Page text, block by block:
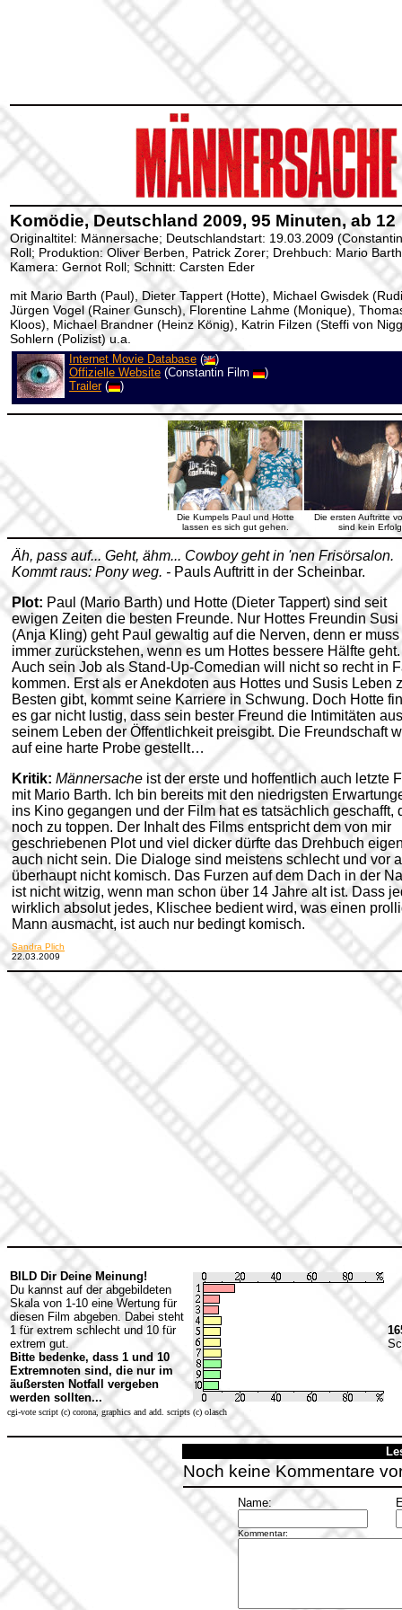
Komödie, Deutschland 2009, 95 Minuten, ab 12
Originaltitel: Männersache; Deutschlandstart: 19.03.2009
Roll; Produktion: Oliver Berben, Patrick Zorer; Drehbuch: Mario
Kamera: Gernot Roll; Schnitt: Carsten Eder
mit Mario Barth (Paul), Dieter Tappert (Hotte), Michael Gwisdek
Jürgen Vogel (Rainer Gunsch), Florentine Lahme (Monique),
Kloos), Michael Brandner (Heinz König), Katrin Filzen (Steffi von
Sohlern (Polizist) u.a.
Internet Movie Database (
)
Offizielle Website (Constantin Film
)
Trailer( )
Die Kumpels Paul und Hotte
lassen es sich gut gehen.
Die ersten Auftritte
sind kein
Äh, pass auf... Geht, ähm... Cowboy geht in 'nen Frisörsalon.
Kommt raus: Pony weg. - Pauls Auftritt in der Scheinbar.
Plot: Paul (Mario Barth) und Hotte (Dieter Tappert) sind seit
ewigen Zeiten die besten Freunde. Nur Hottes Freundin Susi
(Anja Kling) geht Paul gewaltig auf die Nerven, denn er muss
immer zurückstehen, wenn es um Hottes bessere Hälfte geht.
Auch sein Job als Stand-Up-Comedian will nicht so recht in
kommen. Erst als er Anekdoten aus Hottes und Susis Leben
Besten gibt, kommt seine Karriere in Schwung. Doch Hotte
es gar nicht lustig, dass sein bester Freund die Intimitäten aus
seinem Leben der Öffentlichkeit preisgibt. Die Freundschaft
auf eine harte Probe gestellt…
Kritik: Männersache ist der erste und hoffentlich auch letzte
mit Mario Barth. Ich bin bereits mit den niedrigsten
ins Kino gegangen und der Film hat es tatsächlich geschafft,
noch zu toppen. Der Inhalt des Films entspricht dem von mir
geschriebenen Plot und viel dicker dürfte das Drehbuch
auch nicht sein. Die Dialoge sind meistens schlecht und vor
überhaupt nicht komisch. Das Furzen auf dem Dach in der
ist nicht witzig, wenn man schon über 14 Jahre alt ist.Dass
wirklich absolut jedes, Klischee bedient wird, was einen
Mann ausmacht, ist auch nur bedingt komisch.
Sandra Plich
22.03.2009
BILD Dir Deine Meinung!
Du kannst auf der abgebildeten
Skala von 1-10 eine Wertung für
diesen Film abgeben. Dabei steht
1 für extrem schlecht und 10 für
extrem gut.
Bitte bedenke, dass 1 und 10
Extremnoten sind, die nur im
äußersten Notfall vergeben
werden sollten...
cgi-vote script (c) corona, graphics and add. scripts (c) olasch
Noch keine Kommentare
Name:
Kommentar: